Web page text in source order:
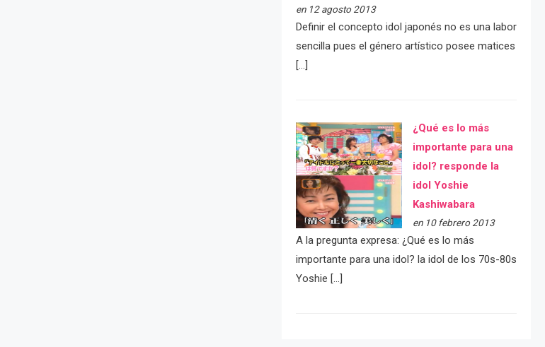
en 12 agosto 2013
Definir el concepto idol japonés no es una labor
sencilla pues el género artístico posee matices
[…]
¿Qué es lo más
importante para una
idol? responde la
idol Yoshie
Kashiwabara
en 10 febrero 2013
A la pregunta expresa: ¿Qué es lo más
importante para una idol? la idol de los 70s-80s
Yoshie […]